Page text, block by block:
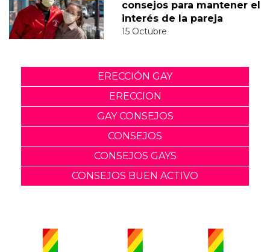
consejos para mantener el
interés de la pareja
15 Octubre
ERECCIÓN GAY
ERECCION
GAY CONSEJOS
CONSEJOS
CONSEJOS GAYS
CONSEJOS BUEN ACTIVO